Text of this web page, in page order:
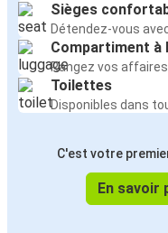
Sièges
Détendez-vous
Compartiment à
Rangez vos
Toilettes
Disponibles dans
C'est votre
En savoir